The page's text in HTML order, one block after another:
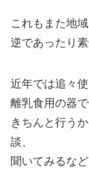
これもまた地
逆であったり
近年では追々
離乳食用の器
きちんと行う
談、
聞いてみるな